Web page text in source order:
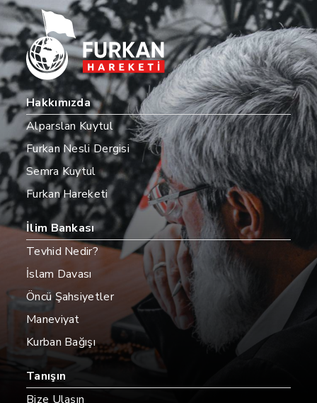
Hakkımızda
Alparslan Kuytul
Furkan Nesli Dergisi
Semra Kuytul
Furkan Hareketi
İlim Bankası
Tevhid Nedir?
İslam Davası
Öncü Şahsiyetler
Maneviyat
Kurban Bağışı
Tanışın
Bize Ulaşın